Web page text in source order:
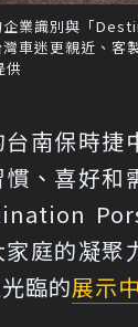
業識別與「
車迷更親近、客
供
南保時捷
、喜好和
庭的凝聚
臨的展示